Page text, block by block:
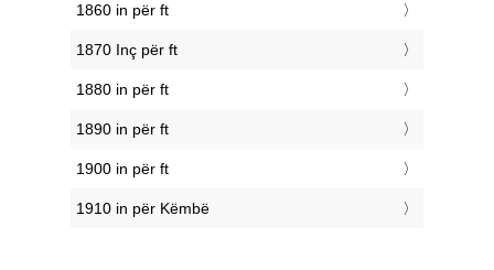
1860 in për ft
1870 Inç për ft
1880 in për ft
1890 in për ft
1900 in për ft
1910 in për Këmbë